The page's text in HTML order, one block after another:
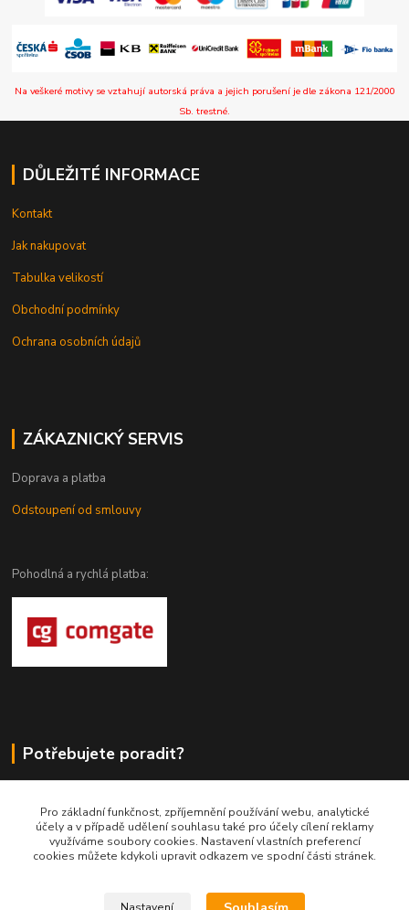
Na veškeré motivy se vztahují autorská práva a jejich porušení je dle zákona 121/2000
Sb. trestné.
DŮLEŽITÉ INFORMACE
Kontakt
Jak nakupovat
Tabulka velikostí
Obchodní podmínky
Ochrana osobních údajů
ZÁKAZNICKÝ SERVIS
Doprava a platba
Odstoupení od smlouvy
Pohodlná a rychlá platba:
Potřebujete poradit?
+420 731 722 844
Pro základní funkčnost, zpříjemnění používání webu, analytické
účely a v případě udělení souhlasu také pro účely cílení reklamy
využíváme soubory cookies. Nastavení vlastních preferencí
cookies můžete kdykoli upravit odkazem ve spodní části stránek.